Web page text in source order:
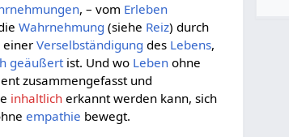
, – vom Erleben
Wahrnehmung (siehe Reiz) durch
einerVerselbständigung des Lebens,
geäußertist. Und wo Leben ohne
zusammengefasst und
inhaltlich erkannt werden kann, sich
empathie bewegt.